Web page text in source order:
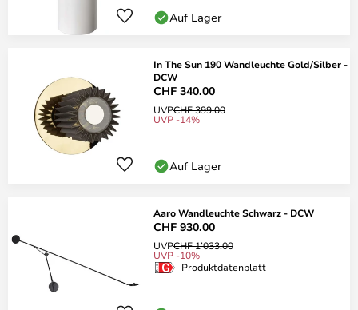
Auf Lager
In The Sun 190 Wandleuchte Gold/Silber -
DCW
CHF 340.00
UVPCHF 399.00
UVP -14%
Auf Lager
Aaro Wandleuchte Schwarz - DCW
CHF 930.00
UVPCHF 1’033.00
UVP -10%
Produktdatenblatt